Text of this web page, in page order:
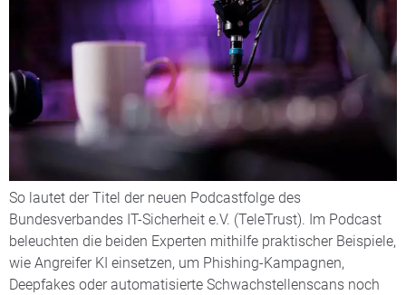
So lautet der Titel der neuen Podcastfolge des
Bundesverbandes IT-Sicherheit e.V. (TeleTrust). Im Podcast
beleuchten die beiden Experten mithilfe praktischer Beispiele,
wie Angreifer KI einsetzen, um Phishing-Kampagnen,
Deepfakes oder automatisierte Schwachstellenscans noch